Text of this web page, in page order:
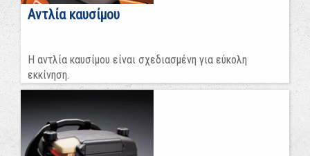
Αντλία καυσίμου
Η αντλία καυσίμου είναι σχεδιασμένη για εύκολη
εκκίνηση.